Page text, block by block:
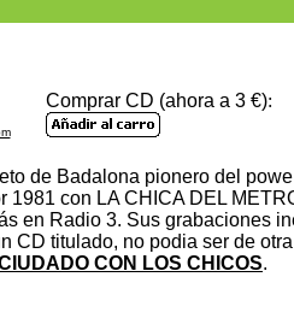
Comprar CD (ahora a 3 €):
de Badalona pionero del
1981 con LA CHICA DEL
en Radio 3. Sus grabaciones
CD titulado, no podia ser de
CON LOS CHICOS.